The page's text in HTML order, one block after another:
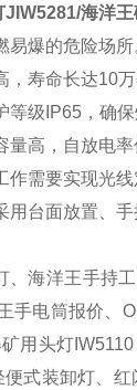
海洋
爆的危险场所
寿命长达10
级IP65，确
高，自放电率
需要实现光线
台面放置、
、海洋王手持
手电筒报价
用头灯
便式装卸灯 红